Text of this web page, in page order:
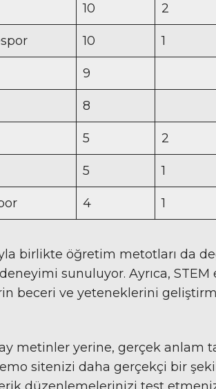
10 2
10 1
9
8
5 2
5 1
4 1
birlikte öğretim metotları da
sunuluyor. Ayrıca,
beceri ve yeteneklerini
metinler yerine, gerçek anlam
sitenizi daha gerçekçi bir